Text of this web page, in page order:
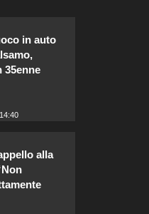
in auto
35enne
alla